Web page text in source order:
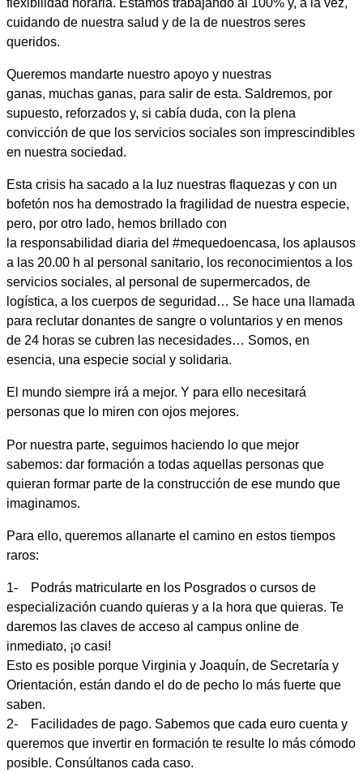
cuidando de nuestra salud y de la de nuestros seres
queridos.
Queremos mandarte nuestro apoyo y nuestras
ganas, muchas ganas, para salir de esta. Saldremos, por
supuesto, reforzados y, si cabía duda, con la plena
convicción de que los servicios sociales son imprescindibles
en nuestra sociedad.
Esta crisis ha sacado a la luz nuestras flaquezas y con un
bofetón nos ha demostrado la fragilidad de nuestra especie,
pero, por otro lado, hemos brillado con
la responsabilidad diaria del #mequedoencasa, los aplausos
a las 20.00 h al personal sanitario, los reconocimientos a los
servicios sociales, al personal de supermercados, de
logística, a los cuerpos de seguridad… Se hace una llamada
para reclutar donantes de sangre o voluntarios y en menos
de 24 horas se cubren las necesidades… Somos, en
esencia, una especie social y solidaria.
El mundo siempre irá a mejor. Y para ello necesitará
personas que lo miren con ojos mejores.
Por nuestra parte, seguimos haciendo lo que mejor
sabemos: dar formación a todas aquellas personas que
quieran formar parte de la construcción de ese mundo que
imaginamos
Para ello, queremos allanarte el camino en estos tiempos
raros:
1- Podrás matricularte en los Posgrados o cursos de
especialización cuando quieras y a la hora que quieras. Te
daremos las claves de acceso al campus online de
inmediato, ¡o casi!
Esto es posible porque Virginia y Joaquín, de Secretaría y
Orientación, están dando el do de pecho lo más fuerte que
saben.
2- Facilidades de pago. Sabemos que cada euro cuenta y
queremos que invertir en formación te resulte lo más cómodo
posible. Consúltanos cada caso.